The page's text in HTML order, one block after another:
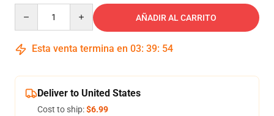
AÑADIR AL CARRITO
Esta venta termina en 03: 39: 54
Deliver to United States
Cost to ship:$6.99